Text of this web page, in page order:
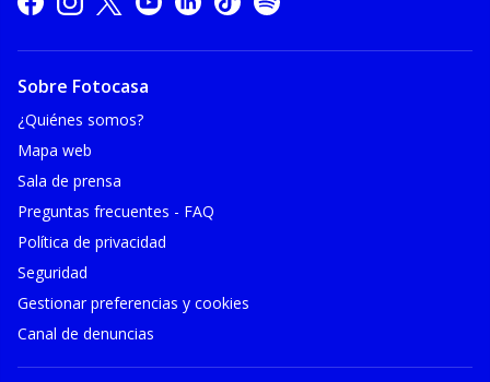
Sobre Fotocasa
¿Quiénes somos?
Mapa web
Sala de prensa
Preguntas frecuentes - FAQ
Política de privacidad
Seguridad
Gestionar preferencias y cookies
Canal de denuncias